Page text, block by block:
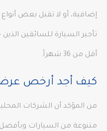
إضافية، أو لا تقبل بعض
تأجير السيارة للسائقين
أقل من 36 شهراً.
كيف أجد أرخص عرض
من المؤكد أن الشركات
متنوعة من السيارات وبأفضل